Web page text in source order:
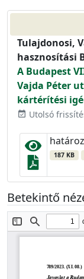
Tulajdonosi,
hasznosítási
A Budapest
Vajda Péter
kártérítési
event_available Utolsó
187 KB
Betekintő